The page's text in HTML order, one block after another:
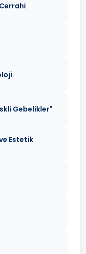
Gebelikler"
Estetik